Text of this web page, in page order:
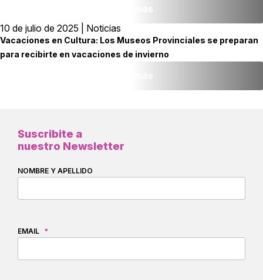
10 de julio de 2025 | Noticias
Vacaciones en Cultura: Los Museos Provinciales se preparan
para recibirte en vacaciones de invierno
Suscribite a
nuestro Newsletter
NOMBRE Y APELLIDO
EMAIL *